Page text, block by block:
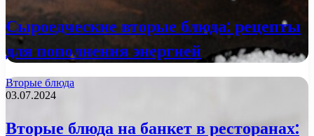
Сыроедческие вторые блюда: рецепты
для пополнения энергией
Вторые блюда
03.07.2024
Вторые блюда на банкет в ресторанах: